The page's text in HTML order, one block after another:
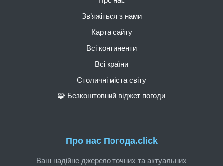
Про нас Погода.click
Ваш надійне джерело точних та актуальних
Зв’яжіться з нами
Карта сайту
Всі континенти
Всі країни
Столичні міста світу
🧩 Безкоштовний віджет погоди